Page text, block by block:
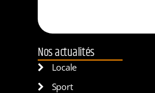
Nos actualités
Locale
Sport